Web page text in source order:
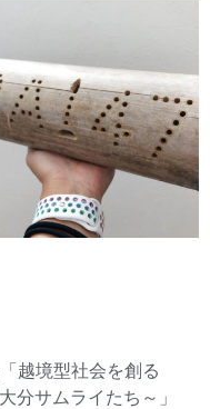
越境型社会を創る
分サムライたち～」